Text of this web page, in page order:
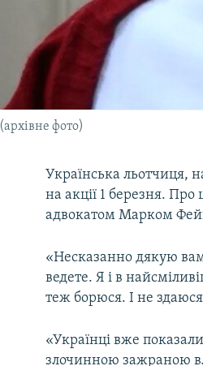
фото)
Українська льотчиця,
на акції 1 березня. Про
адвокатом Марком
«Несказанно дякую
ведете. Я і в
теж борюся. І не
«Українці вже показали
злочинною зажраною